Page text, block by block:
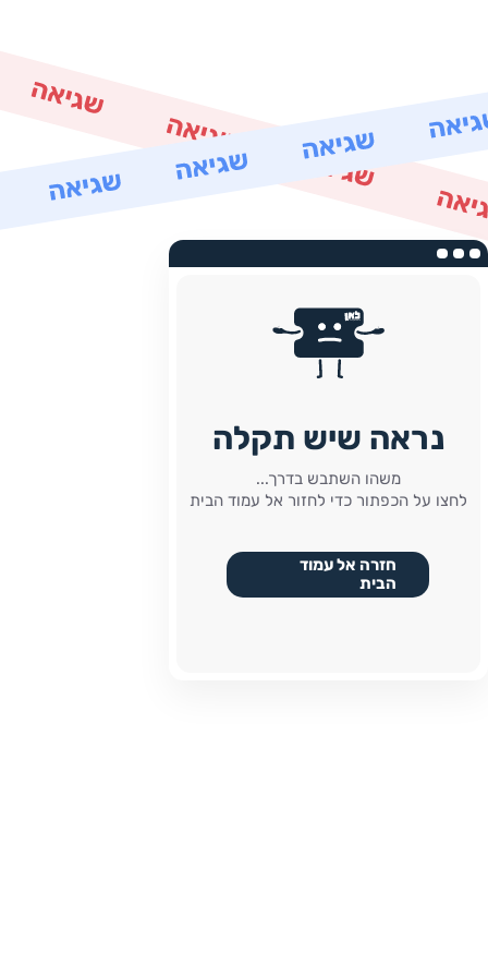
נראה שיש תקלה
משהו השתבש בדרך...
לחצו על הכפתור כדי לחזור אל עמוד הבית
חזרה אל עמוד
הבית